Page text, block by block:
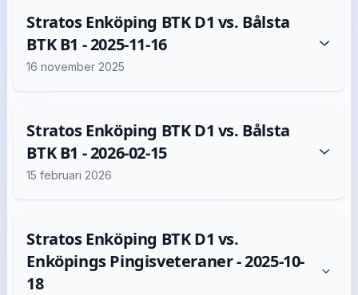
Stratos Enköping BTK D1 vs. Bålsta
BTK B1 - 2025-11-16
16 november 2025
Stratos Enköping BTK D1 vs. Bålsta
BTK B1 - 2026-02-15
15 februari 2026
Stratos Enköping BTK D1 vs.
Enköpings Pingisveteraner - 2025-10-
18